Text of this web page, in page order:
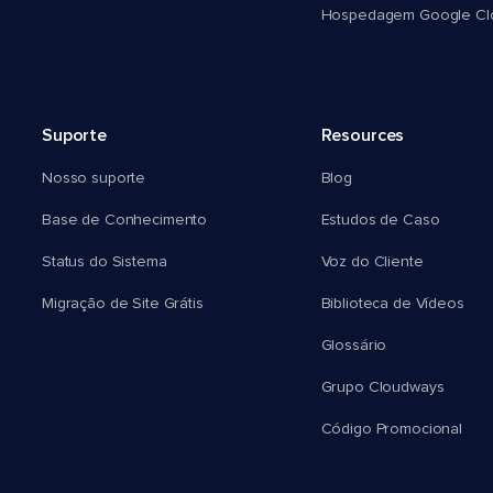
Hospedagem Google
Suporte
Nosso suporte
Base de Conhecimento
Status do Sistema
Migração de Site Grátis
Resources
Blog
Estudos de Caso
Voz do Cliente
Biblioteca de Vídeos
Glossário
Grupo Cloudways
Código Promocional